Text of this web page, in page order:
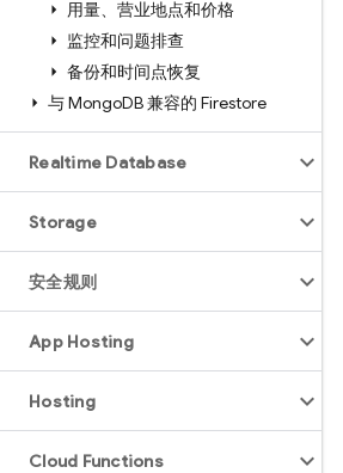
用量、营业地点和价格
监控和问题排查
备份和时间点恢复
与 MongoDB 兼容的 Firestore
Realtime Database
Storage
安全规则
App Hosting
Hosting
Cloud Functions